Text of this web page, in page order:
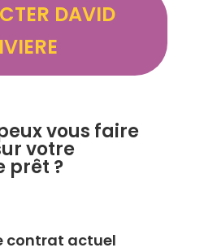
DAVID
vous faire
votre
prêt ?
contrat actuel